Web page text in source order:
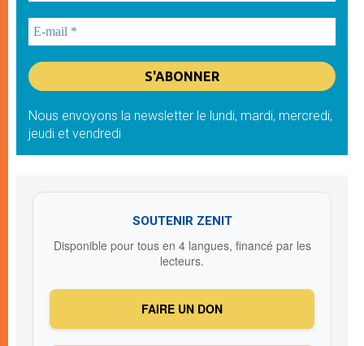
Nous envoyons la newsletter le lundi, mardi, mercredi,
jeudi et vendredi
SOUTENIR ZENIT
Disponible pour tous en 4 langues, financé par les
lecteurs.
FAIRE UN DON